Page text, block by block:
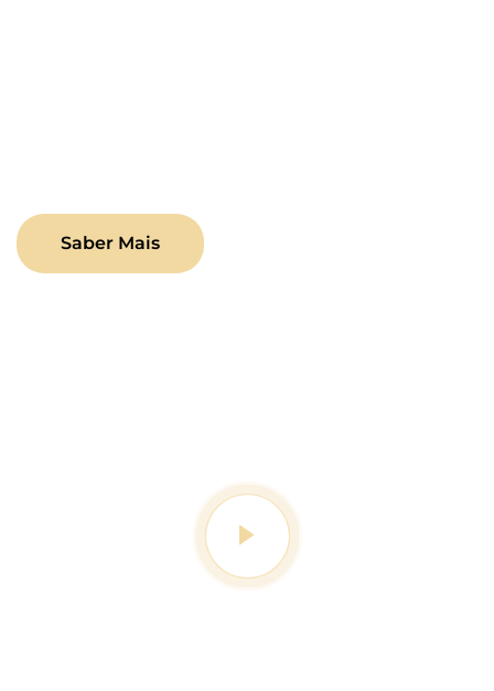
Saber Mais